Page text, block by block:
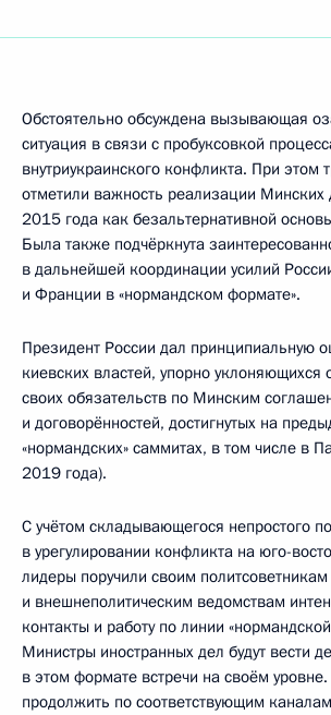
Обстоятельно обсуждена вызывающая
ситуация в связи с пробуксовкой
внутриукраинского конфликта. При этом
отметили важность реализации Минских
2015 года как безальтернативной
Была также подчёркнута
в дальнейшей координации усилий
и Франции в «нормандском формате».
Президент России дал принципиальную
киевских властей, упорно уклоняющихся
своих обязательств по Минским
и договорённостей, достигнутых на
«нормандских» саммитах, в том числе в
2019 года).
С учётом складывающегося непростого
в урегулировании конфликта на юго-
лидеры поручили своим политсоветникам
и внешнеполитическим ведомствам
контакты и работу по линии
Министры иностранных дел будут вести
в этом формате встречи на своём
продолжить по соответствующим